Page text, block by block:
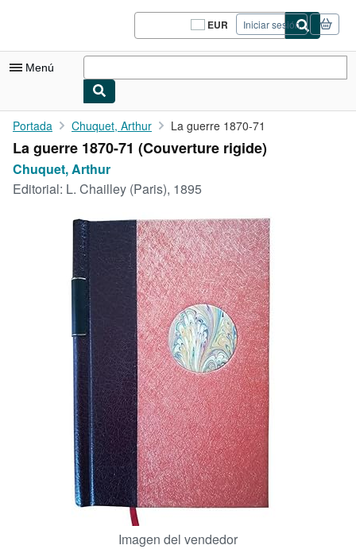
Pasar al contenido principal
EUR
Preferencias
de
del
Iniciar sesión
Menú
Mi cuenta
Consultar mis pedidos
Cerrar sesión
Libros antiguos
Arte y coleccionismo
Vendedores
Comenzar a vender
CERRAR
Portada Chuquet, Arthur La guerre 1870-71
La guerre 1870-71 (Couverture rigide)
Chuquet, Arthur
Editorial: L. Chailley (Paris), 1895
Imagen del vendedor